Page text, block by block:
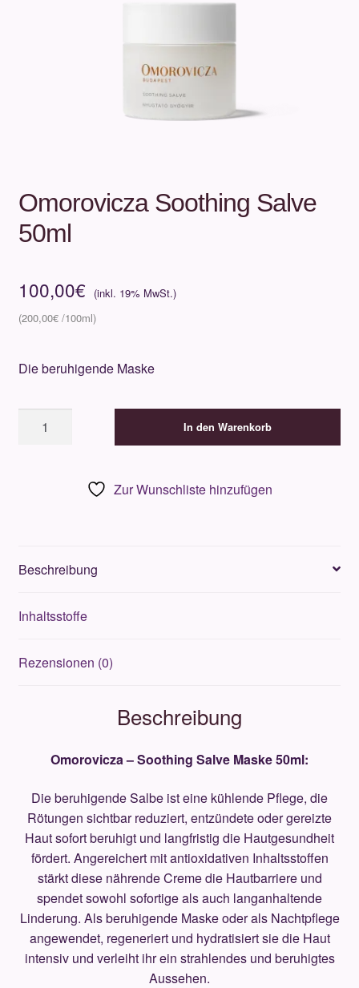
Omorovicza Soothing Salve
50ml
100,00€
200,00€
Die beruhigende Maske
Soothing
In den Warenkorb
Zur Wunschliste hinzufügen
Beschreibung
Inhaltsstoffe
Rezensionen (0)
Beschreibung
Omorovicza – Soothing Salve Maske 50ml:
Die beruhigende Salbe ist eine kühlende Pflege, die
Rötungen sichtbar reduziert, entzündete oder gereizte
Haut sofort beruhigt und langfristig die Hautgesundheit
fördert. Angereichert mit antioxidativen Inhaltsstoffen
stärkt diese nährende Creme die Hautbarriere und
spendet sowohl sofortige als auch langanhaltende
Linderung. Als beruhigende Maske oder als Nachtpflege
angewendet, regeneriert und hydratisiert sie die Haut
intensiv und verleiht ihr ein strahlendes und beruhigtes
Aussehen.